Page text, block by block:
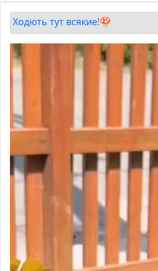
Ходють тут всякие!🍄